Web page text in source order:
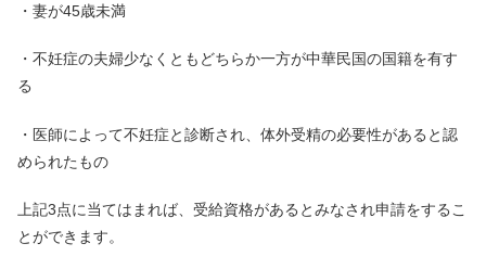
・妻が45歳未満
・不妊症の夫婦少なくともどちらか一方が中華民国の国籍を有す
る
・医師によって不妊症と診断され、体外受精の必要性があると認
められたもの
上記3点に当てはまれば、受給資格があるとみなされ申請をするこ
とができます。